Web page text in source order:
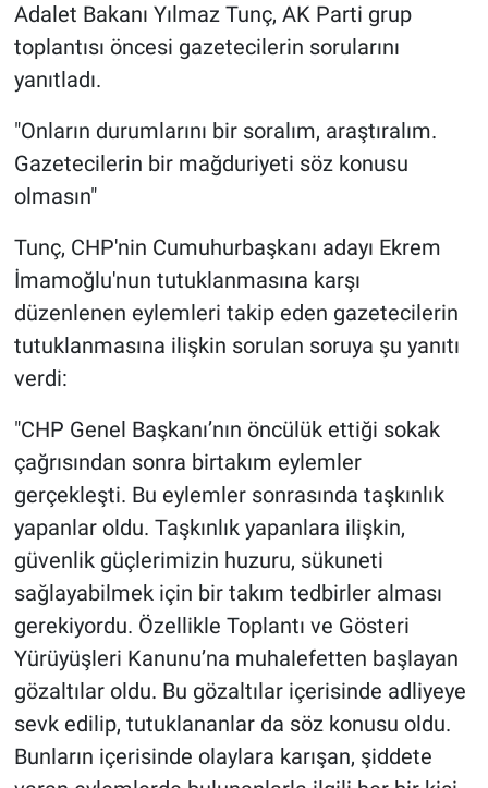
Adalet Bakanı Yılmaz Tunç, AK Parti grup
toplantısı öncesi gazetecilerin sorularını
yanıtladı.
"Onların durumlarını bir soralım, araştıralım.
Gazetecilerin bir mağduriyeti söz konusu
olmasın"
Tunç, CHP'nin Cumuhurbaşkanı adayı Ekrem
İmamoğlu'nun tutuklanmasına karşı
düzenlenen eylemleri takip eden gazetecilerin
tutuklanmasına ilişkin sorulan soruya şu yanıtı
verdi:
"CHP Genel Başkanı’nın öncülük ettiği sokak
çağrısından sonra birtakım eylemler
gerçekleşti. Bu eylemler sonrasında taşkınlık
yapanlar oldu. Taşkınlık yapanlara ilişkin,
güvenlik güçlerimizin huzuru, sükuneti
sağlayabilmek için bir takım tedbirler alması
gerekiyordu. Özellikle Toplantı ve Gösteri
Yürüyüşleri Kanunu’na muhalefetten başlayan
gözaltılar oldu. Bu gözaltılar içerisinde adliyeye
sevk edilip, tutuklananlar da söz konusu oldu.
Bunların içerisinde olaylara karışan, şiddete